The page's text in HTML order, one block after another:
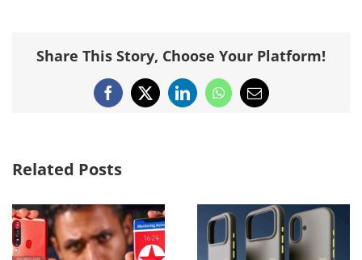
Share This Story, Choose Your Platform!
Facebook
X LinkedInWhatsApp
Email
Related Posts